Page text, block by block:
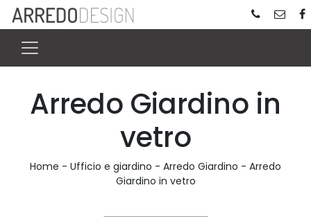
Arredo Giardino in
vetro
Home - Ufficio e giardino - Arredo Giardino - Arredo
Giardino in vetro